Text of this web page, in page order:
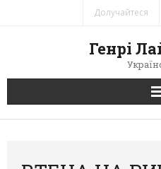
Долучайтеся
Генрі
Головна